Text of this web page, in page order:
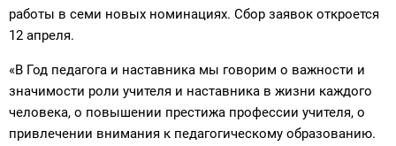
работы в семи новых номинациях. Сбор заявок откроется
12 апреля.
«В Год педагога и наставника мы говорим о важности и
значимости роли учителя и наставника в жизни каждого
человека, о повышении престижа профессии учителя, о
привлечении внимания к педагогическому образованию.